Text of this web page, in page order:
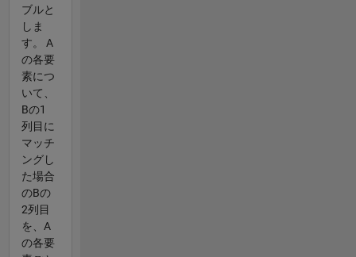
ブルと
しま
す。 A
の各要
素につ
いて、
Bの1
列目に
マッチ
ングし
た場合
のBの
2列目
を、A
の各要